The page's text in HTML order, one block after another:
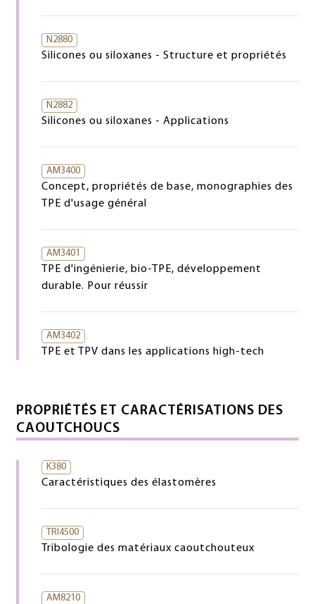
N2880
Silicones ou siloxanes - Structure et propriétés
N2882
Silicones ou siloxanes - Applications
AM3400
Concept, propriétés de base, monographies des
TPE d'usage général
AM3401
TPE d'ingénierie, bio-TPE, développement
durable. Pour réussir
AM3402
TPE et TPV dans les applications high-tech
PROPRIÉTÉS ET CARACTÉRISATIONS DES
CAOUTCHOUCS
K380
Caractéristiques des élastomères
TRI4500
Tribologie des matériaux caoutchouteux
AM8210